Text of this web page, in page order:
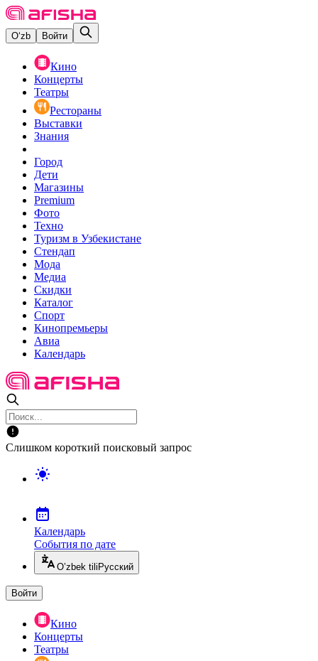
O‘zb Войти
Кино
Концерты
Театры
Рестораны
Выставки
Знания
Город
Дети
Магазины
Premium
Фото
Техно
Туризм в Узбекистане
Стендап
Мода
Медиа
Скидки
Каталог
Спорт
Кинопремьеры
Авиа
Календарь
Слишком короткий поисковый запрос
Календарь
События по дате
O’zbek tili Русский
Войти
Кино
Концерты
Театры